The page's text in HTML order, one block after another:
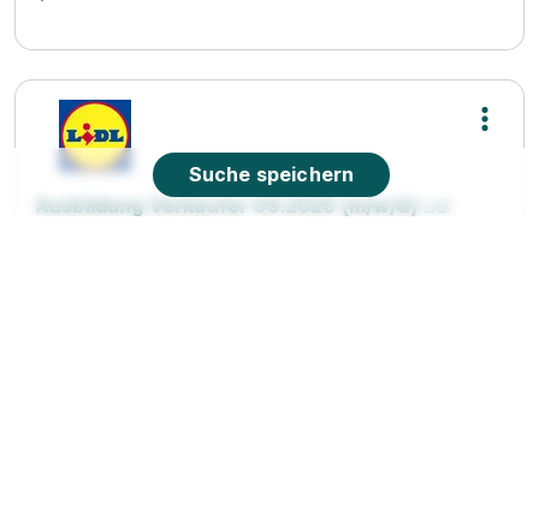
Ausbildung Verkäufer 09.2026 (m/w/d) Lidl
Suche speichern